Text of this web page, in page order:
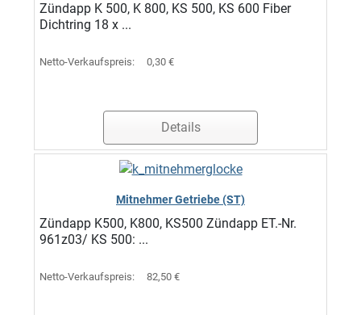
Zündapp K 500, K 800, KS 500, KS 600 Fiber
Dichtring 18 x ...
Netto-Verkaufspreis: 0,30 €
Details
Mitnehmer Getriebe (ST)
Zündapp K500, K800, KS500 Zündapp ET.-Nr.
961z03/ KS 500: ...
Netto-Verkaufspreis: 82,50 €